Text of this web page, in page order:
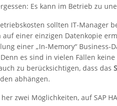
Es kann im Betrieb zu
sollten IT-Manager
auf einer einzigen Datenkopie
einer „In-Memory“ Business-
es sind in vielen Fällen
zu berücksichtigen, dass das
abhängen.
zwei Möglichkeiten, auf SAP